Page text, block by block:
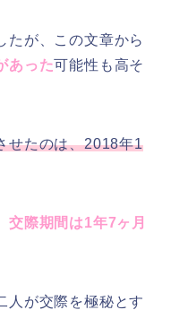
たが、この文章から
あった可能性も高そ
せたのは、2018年1
交際期間は1年7ヶ月
人が交際を極秘とす